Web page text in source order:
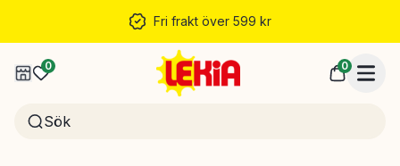
Fri frakt över 599 kr
0 0